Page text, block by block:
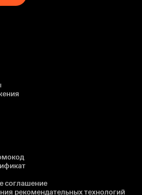
соглашение
рекомендательных технологий